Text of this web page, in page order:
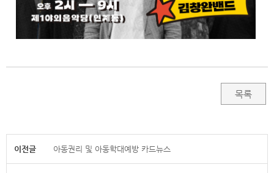
목록
이전글 아동권리 및 아동학대예방 카드뉴스